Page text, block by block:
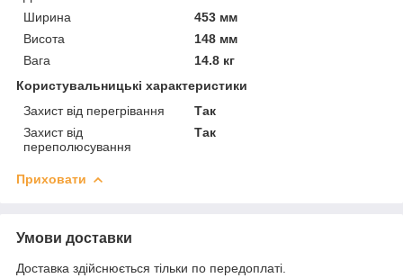
Ширина
453 мм
Висота
148 мм
Вага
14.8 кг
Користувальницькі характеристики
Захист від перегрівання
Так
Захист від
переполюсування
Так
Приховати
Умови доставки
Доставка здійснюється тільки по передоплаті.